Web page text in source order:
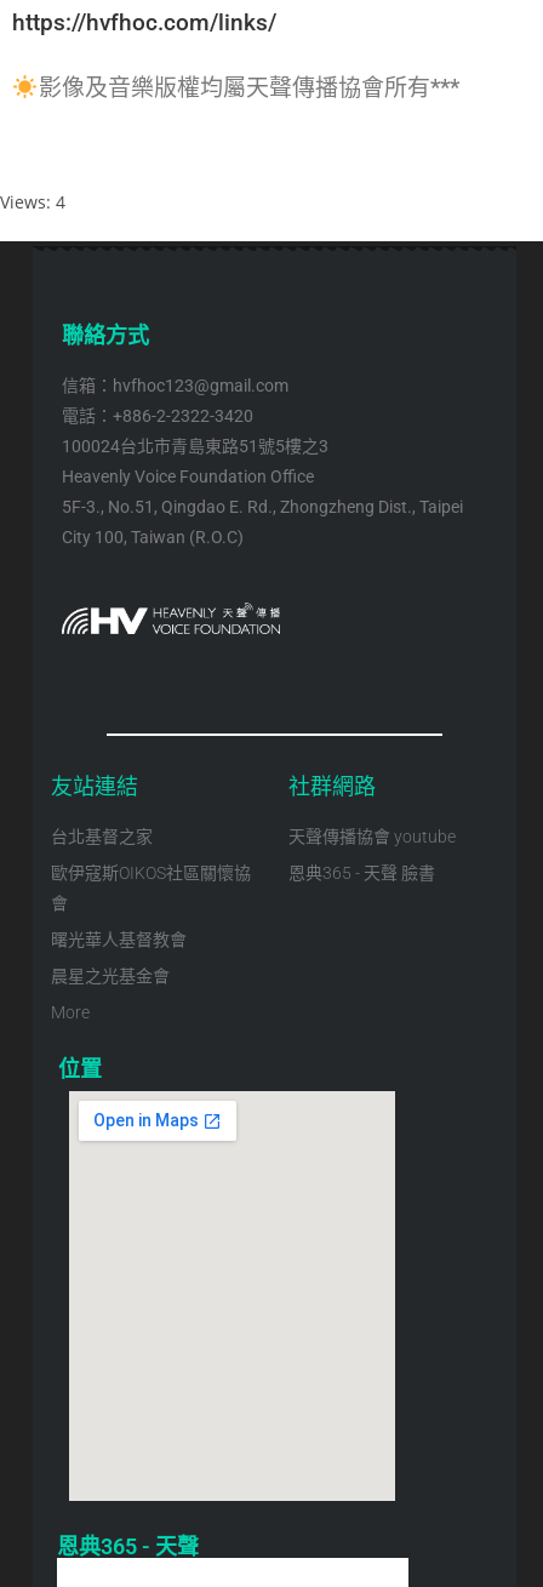
https://hvfhoc.com/links/
影像及音樂版權均屬天聲傳播協會所有***
Views: 4
聯絡方式
信箱：hvfhoc123@gmail.com
電話：+886-2-2322-3420
100024台北市青島東路51號5樓之3
Heavenly Voice Foundation Office
5F-3., No.51, Qingdao E. Rd., Zhongzheng Dist., Taipei
City 100, Taiwan (R.O.C)
友站連結
台北基督之家
歐伊寇斯OIKOS社區關懷協
會
曙光華人基督教會
晨星之光基金會
More
社群網路
天聲傳播協會 youtube
恩典365 - 天聲 臉書
位置
恩典365 - 天聲